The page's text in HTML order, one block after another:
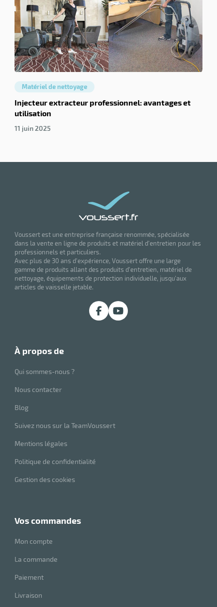
Matériel de nettoyage
Injecteur extracteur professionnel: avantages et
utilisation
11 juin 2025
nettoyage
Voussert est une entreprise française renommée, spécialisée
dans la vente en ligne de produits et matériel d'entretien pour les
professionnels et particuliers.
Avec plus de 30 ans d'expérience, Voussert offre une large
gamme de produits allant des produits d'entretien, matériel de
nettoyage, équipements de protection individuelle, jusqu'aux
articles de vaisselle jetable.
à propos de
Qui sommes-nous ?
Nous contacter
Blog
Suivez nous sur la TeamVoussert
Mentions légales
Politique de confidentialité
Gestion des cookies
vos commandes
Mon compte
La commande
Paiement
Livraison